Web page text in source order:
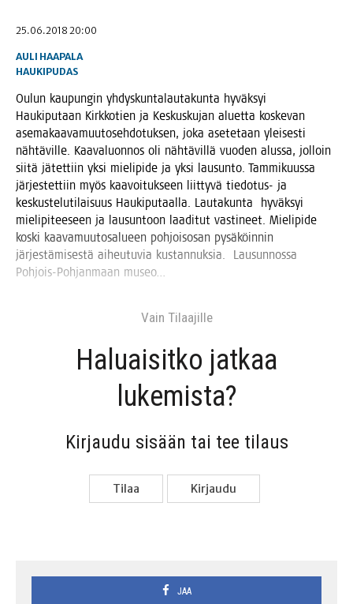
25.06.2018 20:00
AULI HAAPALA
HAUKIPUDAS
Oulun kau­pun­gin yhdys­kun­ta­lau­ta­kun­ta hyväk­syi
Hau­ki­pu­taan Kirk­ko­tien ja Kes­kus­ku­jan aluet­ta kos­ke­van
ase­ma­kaa­va­muu­to­seh­do­tuk­sen, joka ase­te­taan ylei­ses­ti
näh­tä­vil­le. Kaa­va­luon­nos oli näh­tä­vil­lä vuo­den alus­sa, jol­loin
sii­tä jätet­tiin yksi mie­li­pi­de ja yksi lausun­to. Tam­mi­kuus­sa
jär­jes­tet­tiin myös kaa­voi­tuk­seen liit­ty­vä tie­do­tus- ja
kes­kus­te­lu­ti­lai­suus Hau­ki­pu­taal­la. Lau­ta­kun­ta hyväk­syi
mie­li­pi­tee­seen ja lausun­toon laa­di­tut vas­ti­neet. Mie­li­pi­de
kos­ki kaa­va­muu­to­sa­lu­een poh­jois­osan pysä­köin­nin
jär­jes­tä­mi­ses­tä aiheu­tu­via kus­tan­nuk­sia. Lausun­nos­sa
Poh­jois-Poh­jan­maan museo…
Vain Tilaa­jil­le
Haluai­sit­ko jat­kaa
lukemista?
Kir­jau­du sisään tai tee tilaus
Tilaa Kir­jau­du
JAA